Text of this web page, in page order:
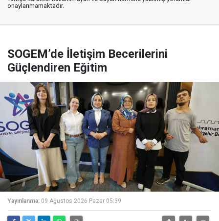
onaylanmamaktadır.
SOGEM’de İletişim Becerilerini
Güçlendiren Eğitim
Yayınlanma: 09 Ağustos 2026 Pazar 05:39